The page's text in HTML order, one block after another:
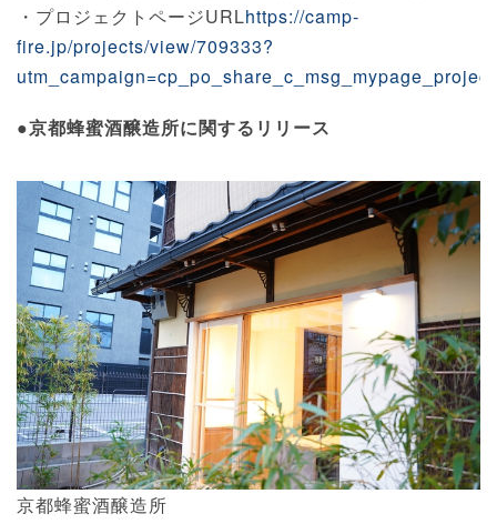
・プロジェクトページURLhttps://camp-
fire.jp/projects/view/709333?
●京都蜂蜜酒醸造所に関するリリース
京都蜂蜜酒醸造所